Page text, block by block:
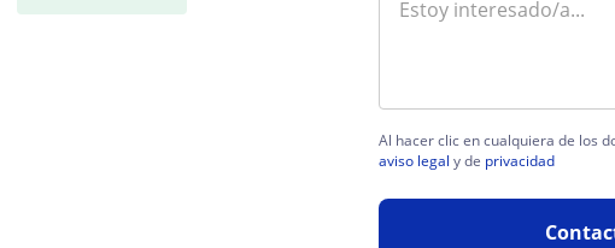
Al hacer clic en cualquiera de los
aviso legal y de privacidad